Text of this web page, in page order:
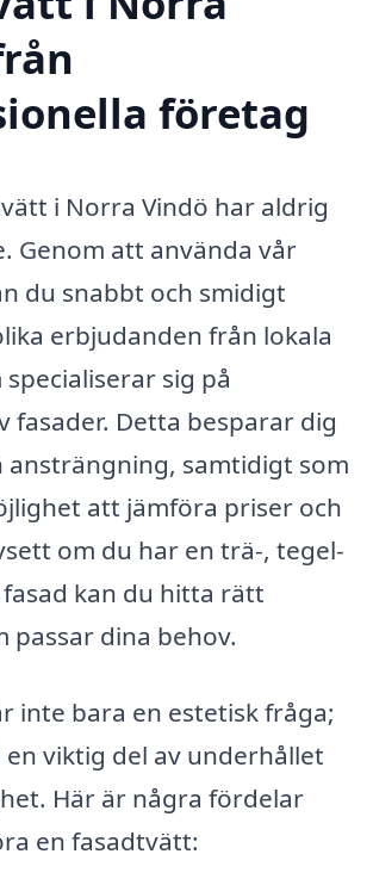
företag
i Norra Vindö har aldrig
Genom att använda vår
du snabbt och smidigt
erbjudanden från lokala
sig på
fasader. Detta besparar dig
ansträngning, samtidigt som
att jämföra priser och
om du har en trä-, tegel-
kan du hitta rätt
passar dina behov.
inte bara en estetisk fråga;
en viktig del av underhållet
Här är några fördelar
en fasadtvätt: